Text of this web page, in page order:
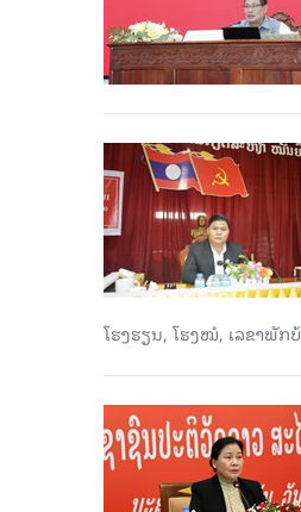
ໂຮງຮຽນ, ໂຮງໝໍ, ເລຂາພັກ